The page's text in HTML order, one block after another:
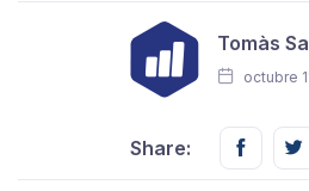
Tomàs
octubre
Share: Share